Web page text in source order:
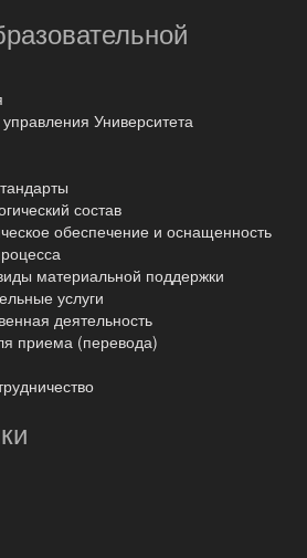
Университета
состав
обеспечение и оснащенность
материальной поддержки
услуги
деятельность
приема (перевода)